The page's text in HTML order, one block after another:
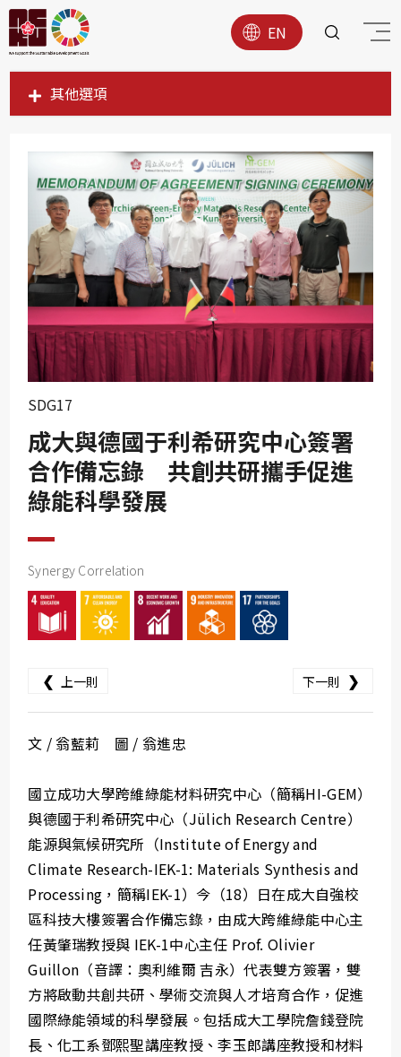
EN
其他選項
SDG1
SDG3
SDG4
SDG5
SDG6
SDG7
SDG8
SDG11
SDG12
SDG16
SDG17
SDG17
成大與德國于利希研究中心簽署
合作備忘錄 共創共研攜手促進
綠能科學發展
Synergy Correlation
❮ 上一則 下一則 ❯
文 / 翁藍莉 圖 / 翁進忠
國立成功大學跨維綠能材料研究中心（簡稱HI-GEM）
與德國于利希研究中心（Jülich Research Centre）
能源與氣候研究所（Institute of Energy and
Climate Research-IEK-1: Materials Synthesis and
Processing，簡稱IEK-1）今（18）日在成大自強校
區科技大樓簽署合作備忘錄，由成大跨維綠能中心主
任黃肇瑞教授與 IEK-1中心主任 Prof. Olivier
Guillon（音譯：奧利維爾 吉永）代表雙方簽署，雙
方將啟動共創共研、學術交流與人才培育合作，促進
國際綠能領域的科學發展。包括成大工學院詹錢登院
長、化工系鄧熙聖講座教授、李玉郎講座教授和材料